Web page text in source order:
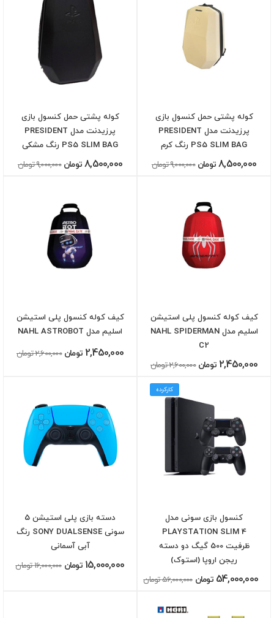
کوله پشتی حمل کنسول بازی
پرزیدنت مدل PRESIDENT
PS5 SLIM BAG رنگ کرم
8,500,000 تومان 9,000,000 تومان
کوله پشتی حمل کنسول بازی
پرزیدنت مدل PRESIDENT
PS5 SLIM BAG رنگ مشکی
8,500,000 تومان 9,000,000 تومان
کیف کوله کنسول پلی استیشن
اسلیم مدل NAHL SPIDERMAN
C2
2,450,000 تومان 2,600,000 تومان
کیف کوله کنسول پلی استیشن
اسلیم مدل NAHL ASTROBOT
2,450,000 تومان 2,600,000 تومان
کارکرده
کنسول بازی سونی مدل
PLAYSTATION SLIM 4
ظرفیت 500 گیگ دو دسته
ریجن اروپا (استوک)
54,000,000 تومان 56,000,000 تومان
دسته بازی پلی استیشن 5
سونی SONY DUALSENSE رنگ
آبی آسمانی
15,000,000 تومان 16,000,000 تومان